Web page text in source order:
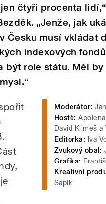
čtyři procenta
„Jenže, jak
Česku musí vkládat
indexových
být role státu. Měl by
Moderátor:
Hosté:
David Klimeš
Editorka: Iva
Zvukový obal:
Grafika:
Kreativní
Sapík